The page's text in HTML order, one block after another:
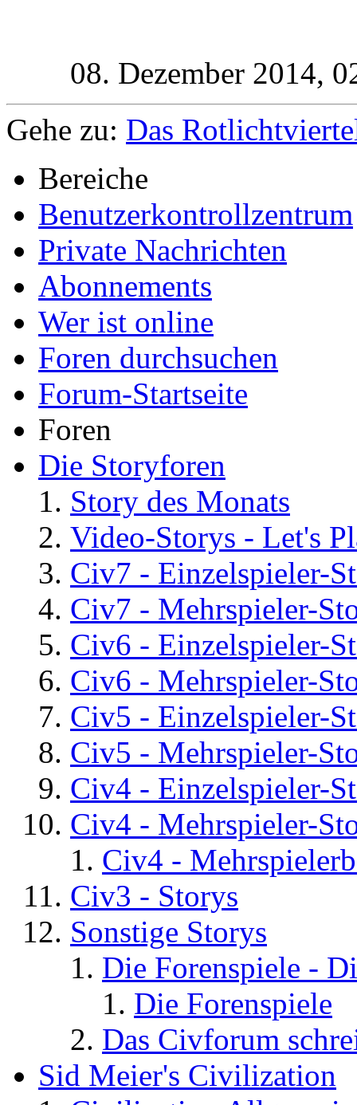
08. Dezember 2014,
Gehe zu: Das
Bereiche
Benutzerkontrollzentrum
Private Nachrichten
Abonnements
Wer ist online
Foren durchsuchen
Forum-Startseite
Foren
Die Storyforen
Story des Monats
Video-Storys - Let's
Civ7 - Einzelspieler-
Civ7 - Mehrspieler-
Civ6 - Einzelspieler-
Civ6 - Mehrspieler-
Civ5 - Einzelspieler-
Civ5 - Mehrspieler-
Civ4 - Einzelspieler-
Civ4 - Mehrspieler-
Civ4 -
Civ3 - Storys
Sonstige Storys
Die Forenspiele -
Die Forenspiele
Das Civforum
Sid Meier's Civilization